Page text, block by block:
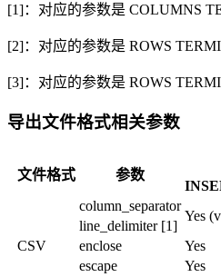
[1]：对应的参数是 COLUMNS
[2]：对应的参数是 ROWS
[3]：对应的参数是 ROWS
导出文件格式相关参数
文件格式 参数
CSV
column_separator
Yes
line_delimiter [1]
enclose
Yes
escape
Yes